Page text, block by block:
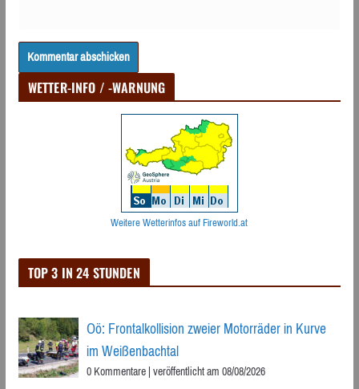
WETTER-INFO / -WARNUNG
Weitere Wetterinfos auf Fireworld.at
TOP 3 IN 24 STUNDEN
Oö: Frontalkollision zweier Motorräder in Kurve
im Weißenbachtal
0 Kommentare|veröffentlicht am 08/08/2026